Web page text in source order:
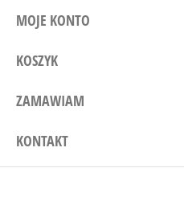
MOJE KONTO
KOSZYK
ZAMAWIAM
KONTAKT